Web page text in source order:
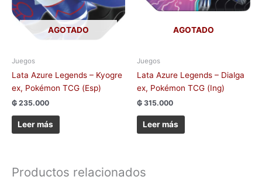
AGOTADO
Juegos
Lata Azure Legends – Kyogre
ex, Pokémon TCG (Esp)
₲ 235.000
Leer más
AGOTADO
Juegos
Lata Azure Legends – Dialga
ex, Pokémon TCG (Ing)
₲ 315.000
Leer más
Productos relacionados